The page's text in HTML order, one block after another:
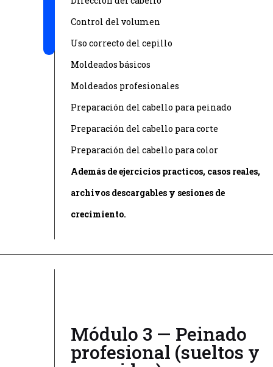
Control del volumen
Uso correcto del cepillo
Moldeados básicos
Moldeados profesionales
Preparación del cabello para peinado
Preparación del cabello para corte
Preparación del cabello para color
Además de ejercicios practicos, casos reales,
archivos descargables y sesiones de
crecimiento.
Módulo 3 — Peinado
profesional (sueltos y